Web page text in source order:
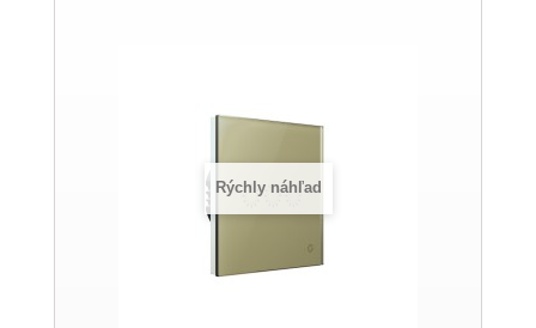
Rýchly náhľad